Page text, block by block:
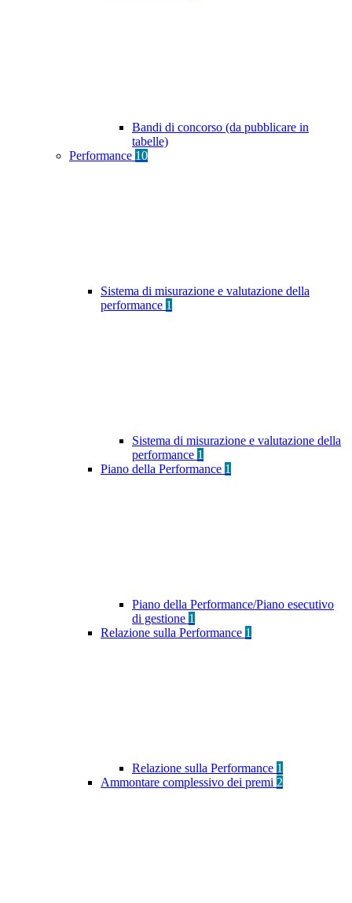
Bandi di concorso (da pubblicare in
tabelle)
Performance 10
Sistema di misurazione e valutazione della
performance 1
Sistema di misurazione e valutazione della
performance 1
Piano della Performance 1
Piano della Performance/Piano esecutivo
di gestione 1
Relazione sulla Performance 1
Relazione sulla Performance 1
Ammontare complessivo dei premi 2